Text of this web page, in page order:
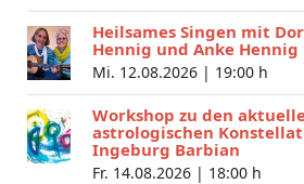
Heilsames Singen mit
Hennig und Anke Hennig
Mi. 12.08.2026 | 19:00 h
Workshop zu den
astrologischen
Ingeburg Barbian
Fr. 14.08.2026 | 18:00 h